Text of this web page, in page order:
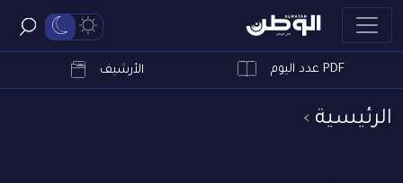
PDF عدد اليوم الأرشيف
الرئيسية